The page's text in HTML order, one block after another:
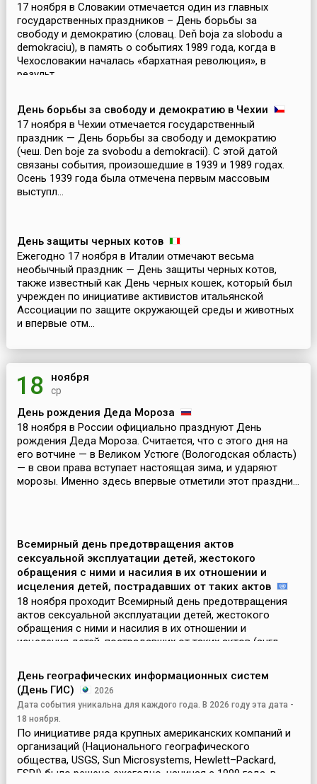
17 ноября в Словакии отмечается один из главных
государственных праздников – День борьбы за
свободу и демократию (словац. Deň boja za slobodu a
demokraciu), в память о событиях 1989 года, когда в
Чехословакии началась «бархатная революция», в
результ...
День борьбы за свободу и демократию в Чехии
17 ноября в Чехии отмечается государственный
праздник — День борьбы за свободу и демократию
(чеш. Den boje za svobodu a demokracii). С этой датой
связаны события, произошедшие в 1939 и 1989 годах.
Осень 1939 года была отмечена первым массовым
выступл...
День защиты черных котов
Ежегодно 17 ноября в Италии отмечают весьма
необычный праздник — День защиты черных котов,
также известный как День черных кошек, который был
учрежден по инициативе активистов итальянской
Ассоциации по защите окружающей среды и животных
и впервые отм...
18 ноября
ср
День рождения Деда Мороза
18 ноября в России официально празднуют День
рождения Деда Мороза. Считается, что с этого дня на
его вотчине — в Великом Устюге (Вологодская область)
— в свои права вступает настоящая зима, и ударяют
морозы. Именно здесь впервые отметили этот праздни...
Всемирный день предотвращения актов
сексуальной эксплуатации детей, жестокого
обращения с ними и насилия в их отношении и
исцеления детей, пострадавших от таких актов
18 ноября проходит Всемирный день предотвращения
актов сексуальной эксплуатации детей, жестокого
обращения с ними и насилия в их отношении и
исцеления детей, пострадавших от таких актов (англ.
День географических информационных систем
(День ГИС)
2026
Дата события уникальна для каждого года. В 2026 году эта дата -
18 ноября.
По инициативе ряда крупных американских компаний и
организаций (Национального географического
общества, USGS, Sun Microsystems, Hewlett–Packard,
ESRI) было решено ежегодно, начиная с 1999 года, в